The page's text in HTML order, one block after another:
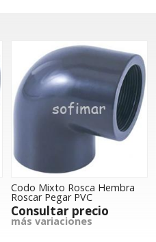
Codo Mixto Rosca Hembra
Roscar Pegar PVC
Consultar precio
más variaciones